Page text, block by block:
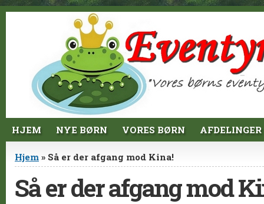
Jump to Content
HJEM NYE BØRN VORES BØRN AFDELINGER
Du er her
Hjem » Så er der afgang mod Kina!
Så er der afgang mod